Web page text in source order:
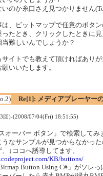
いのか糸口さえ見つかりません
は、ビットマップで任意のボタ
ったとき、クリックしたときに
当難しいんでしょうか？
イトでも教えて頂ければありが
いいたします。
Re[1]: メディアプレーヤー
回)-(2008/07/04(Fri) 18:51:55)
スオーバー ボタン」で検索してみ
うなサンプルが見つからなかっ
↓ココへ誘導してます。
KB/buttons/
Bitmap Button Using C#」がソレ